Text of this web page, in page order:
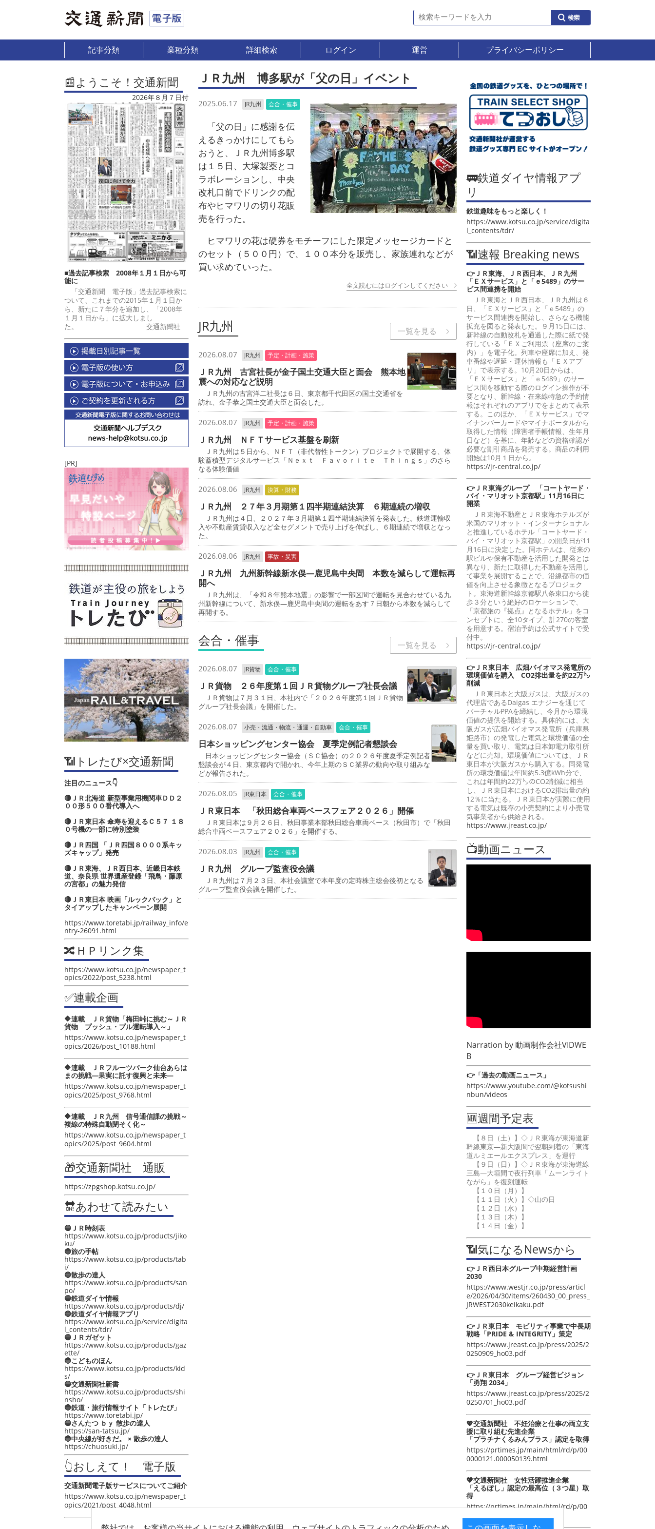
記事分類 業種分類 詳細検索 ログイン 運営 プライバシーポリシー
📰ようこそ！交通新聞
2026年８月７日付
■過去記事検索 2008年１月１日から可
能に
「交通新聞 電子版」過去記事検索に
ついて、これまでの2015年１月１日か
ら、新たに７年分を追加し、「2008年
１月１日から」に拡大しまし
た。 交通新聞社
[PR]
📶トレたび×交通新聞
注目のニュース👇
🔴ＪＲ北海道 新型事業用機関車ＤＤ２
００形５００番代導入へ
🔴ＪＲ東日本 傘寿を迎えるＣ５７ １８
０号機の一部に特別塗装
🔴ＪＲ四国 「ＪＲ四国８０００系キッ
ズキャップ」発売
🔴ＪＲ東海、ＪＲ西日本、近畿日本鉄
道、奈良県 世界遺産登録「飛鳥・藤原
の宮都」の魅力発信
🔴ＪＲ東日本 映画「ルックバック」と
タイアップしたキャンペーン展開
https://www.toretabi.jp/railway_info/e
ntry-26091.html
🔀ＨＰリンク集
https://www.kotsu.co.jp/newspaper_t
opics/2022/post_5238.html
✅連載企画
🔶連載 ＪＲ貨物「梅田峠に挑む～ＪＲ
貨物 プッシュ・プル運転導入～」
https://www.kotsu.co.jp/newspaper_t
opics/2026/post_10188.html
🔶連載 ＪＲフルーツパーク仙台あらは
まの挑戦―果実に託す復興と未来―
https://www.kotsu.co.jp/newspaper_t
opics/2025/post_9768.html
🔶連載 ＪＲ九州 信号通信課の挑戦～
複線の特殊自動閉そく化～
https://www.kotsu.co.jp/newspaper_t
opics/2025/post_9604.html
🎁交通新聞社 通販
https://zpgshop.kotsu.co.jp/
🔛あわせて読みたい
🔵ＪＲ時刻表
https://www.kotsu.co.jp/products/jiko
ku/
🔵旅の手帖
https://www.kotsu.co.jp/products/tab
i/
🔵散歩の達人
https://www.kotsu.co.jp/products/san
po/
🔵鉄道ダイヤ情報
https://www.kotsu.co.jp/products/dj/
🔵鉄道ダイヤ情報アプリ
https://www.kotsu.co.jp/service/digita
l_contents/tdr/
🔵ＪＲガゼット
https://www.kotsu.co.jp/products/gaz
ette/
🔵こどものほん
https://www.kotsu.co.jp/products/kid
s/
🔵交通新聞社新書
https://www.kotsu.co.jp/products/shi
nsho/
🔵鉄道・旅行情報サイト「トレたび」
https://www.toretabi.jp/
🔵さんたつ ｂｙ 散歩の達人
https://san-tatsu.jp/
🔵中央線が好きだ。 × 散歩の達人
https://chuosuki.jp/
👆おしえて！ 電子版
交通新聞電子版サービスについてご紹介
https://www.kotsu.co.jp/newspaper_t
opics/2021/post_4048.html
ＪＲ九州 博多駅が「父の日」イベント
2025.06.17 JR九州 会合・催事
「父の日」に感謝を伝
えるきっかけにしてもら
おうと、ＪＲ九州博多駅
は１５日、大塚製薬とコ
ラボレーションし、中央
改札口前でドリンクの配
布やヒマワリの切り花販
売を行った。
ヒマワリの花は硬券をモチーフにした限定メッセージカードと
のセット（５００円）で、１００本分を販売し、家族連れなどが
買い求めていった。
全文読むにはログインしてください
JR九州 一覧を見る
2026.08.07 JR九州 予定・計画・施策
ＪＲ九州 古宮社長が金子国土交通大臣と面会 熊本地
震への対応など説明
ＪＲ九州の古宮洋二社長は６日、東京都千代田区の国土交通省を
訪れ、金子恭之国土交通大臣と面会した。
2026.08.07 JR九州 予定・計画・施策
ＪＲ九州 ＮＦＴサービス基盤を刷新
ＪＲ九州は５日から、ＮＦＴ（非代替性トークン）プロジェクトで展開する、体
験蓄積型デジタルサービス「Ｎｅｘｔ Ｆａｖｏｒｉｔｅ Ｔｈｉｎｇｓ」のさら
なる体験価値
2026.08.06 JR九州 決算・財務
ＪＲ九州 ２７年３月期第１四半期連結決算 ６期連続の増収
ＪＲ九州は４日、２０２７年３月期第１四半期連結決算を発表した。鉄道運輸収
入や不動産賃貸収入など全セグメントで売り上げを伸ばし、６期連続で増収となっ
た。
2026.08.06 JR九州 事故・災害
ＪＲ九州 九州新幹線新水俣―鹿児島中央間 本数を減らして運転再
開へ
ＪＲ九州は、「令和８年熊本地震」の影響で一部区間で運転を見合わせている九
州新幹線について、新水俣―鹿児島中央間の運転をあす７日朝から本数を減らして
再開する。
会合・催事 一覧を見る
2026.08.07 JR貨物 会合・催事
ＪＲ貨物 ２６年度第１回ＪＲ貨物グループ社長会議
ＪＲ貨物は７月３１日、本社内で「２０２６年度第１回ＪＲ貨物
グループ社長会議」を開催した。
2026.08.07 小売・流通・物流・通運・自動車 会合・催事
日本ショッピングセンター協会 夏季定例記者懇談会
日本ショッピングセンター協会（ＳＣ協会）の２０２６年度夏季定例記者
懇談会が４日、東京都内で開かれ、今年上期のＳＣ業界の動向や取り組みな
どが報告された。
2026.08.05 JR東日本 会合・催事
ＪＲ東日本 「秋田総合車両ベースフェア２０２６」開催
ＪＲ東日本は９月２６日、秋田事業本部秋田総合車両ベース（秋田市）で「秋田
総合車両ベースフェア２０２６」を開催する。
2026.08.03 JR九州 会合・催事
ＪＲ九州 グループ監査役会議
ＪＲ九州は７月２３日、本社会議室で本年度の定時株主総会後初となる
グループ監査役会議を開催した。
🚃鉄道ダイヤ情報アプ
リ
鉄道趣味をもっと楽しく！
https://www.kotsu.co.jp/service/digita
l_contents/tdr/
📶速報 Breaking news
👉ＪＲ東海、ＪＲ西日本、ＪＲ九州
「ＥＸサービス」と「ｅ5489」のサー
ビス間連携を開始
ＪＲ東海とＪＲ西日本、ＪＲ九州は６
日、「ＥＸサービス」と「ｅ5489」の
サービス間連携を開始し、さらなる機能
拡充を図ると発表した。９月15日には、
新幹線の自動改札を通過した際に紙で発
行している「ＥＸご利用票（座席のご案
内）」を電子化。列車や座席に加え、発
車番線や遅延・運休情報も「ＥＸアプ
リ」で表示する。10月20日からは、
「ＥＸサービス」と「ｅ5489」のサー
ビス間を移動する際のログイン操作が不
要となり、新幹線・在来線特急の予約情
報はそれぞれのアプリでをまとめて表示
する。このほか、「ＥＸサービス」でマ
イナンバーカードやマイナポータルから
取得した情報（障害者手帳情報、生年月
日など）を基に、年齢などの資格確認が
必要な割引商品を発売する。商品の利用
開始は10月１日から。
https://jr-central.co.jp/
👉ＪＲ東海グループ 「コートヤード・
バイ・マリオット京都駅」11月16日に
開業
ＪＲ東海不動産とＪＲ東海ホテルズが
米国のマリオット・インターナショナル
と推進しているホテル「コートヤード・
バイ・マリオット京都駅」の開業日が11
月16日に決定した。同ホテルは、従来の
駅ビルや保有不動産を活用した開発とは
異なり、新たに取得した不動産を活用し
て事業を展開することで、沿線都市の価
値を向上させる象徴となるプロジェク
ト。東海道新幹線京都駅八条東口から徒
歩３分という絶好のロケーションで、
「京都旅の『拠点』となるホテル」をコ
ンセプトに、全10タイプ、計270の客室
を用意する。宿泊予約は公式サイトで受
付中。
https://jr-central.co.jp/
👉ＪＲ東日本 広畑バイオマス発電所の
環境価値を購入 CO2排出量を約22万㌧
削減
ＪＲ東日本と大阪ガスは、大阪ガスの
代理店であるDaigas エナジーを通じて
バーチャルPPAを締結し、今月から環境
価値の提供を開始する。具体的には、大
阪ガスが広畑バイオマス発電所（兵庫県
姫路市）の発電した電気と環境価値の全
量を買い取り、電気は日本卸電力取引所
などに売却。環境価値については、ＪＲ
東日本が大阪ガスから購入する。同発電
所の環境価値は年間約5.3億kWh分で、
これは年間約22万㌧のCO2削減に相当
し、ＪＲ東日本におけるCO2排出量の約
12％に当たる。ＪＲ東日本が実際に使用
する電気は既存の小売契約により小売電
気事業者から供給される。
https://www.jreast.co.jp/
📺動画ニュース
Narration by動画制作会社VIDWE
B
👉「過去の動画ニュース」
https://www.youtube.com/@kotsushi
nbun/videos
🆕週間予定表
【８日（土）】◇ＪＲ東海が東海道新
幹線東京―新大阪間で翌朝到着の「東海
道ルミエールエクスプレス」を運行
【９日（日）】◇ＪＲ東海が東海道線
三島―大垣間で夜行列車「ムーンライト
ながら」を復刻運転
【１０日（月）】
【１１日（火）】◇山の日
【１２日（水）】
【１３日（木）】
【１４日（金）】
📶気になるNewsから
👉ＪＲ西日本グループ中期経営計画
2030
https://www.westjr.co.jp/press/articl
e/2026/04/30/items/260430_00_press_
JRWEST2030keikaku.pdf
👉ＪＲ東日本 モビリティ事業で中長期
戦略「PRIDE & INTEGRITY」策定
https://www.jreast.co.jp/press/2025/2
0250909_ho03.pdf
👉ＪＲ東日本 グループ経営ビジョン
「勇翔 2034」
https://www.jreast.co.jp/press/2025/2
0250701_ho03.pdf
💖交通新聞社 不妊治療と仕事の両立支
援に取り組む先進企業
「プラチナくるみんプラス」認定を取得
https://prtimes.jp/main/html/rd/p/00
0000121.000050139.html
💖交通新聞社 女性活躍推進企業
「えるぼし」認定の最高位（３つ星）取
得
https://prtimes.jp/main/html/rd/p/00